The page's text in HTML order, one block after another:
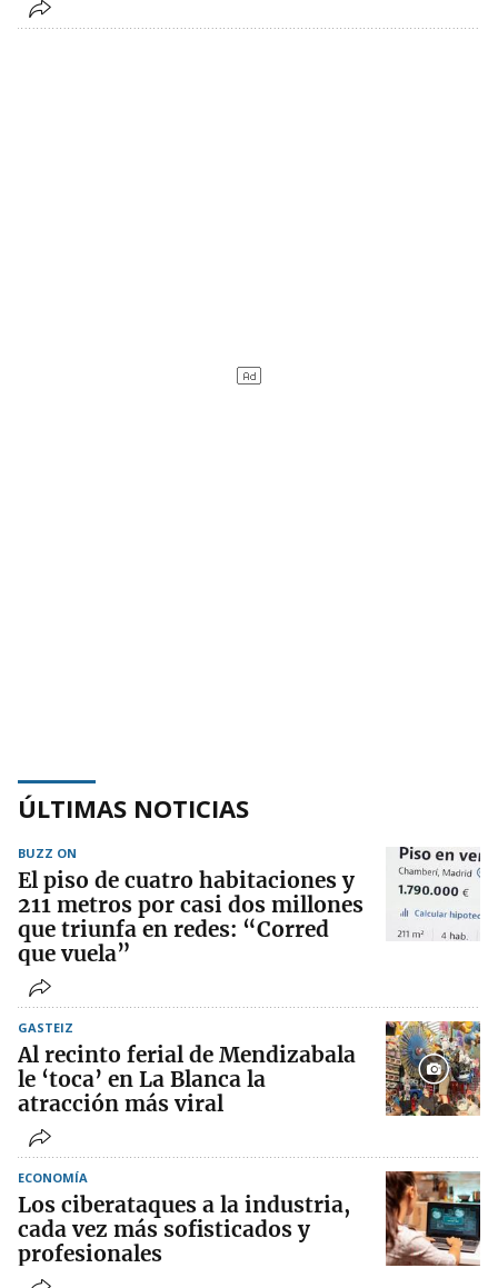
ÚLTIMAS NOTICIAS
BUZZ ON
El piso de cuatro habitaciones y
211 metros por casi dos millones
que triunfa en redes: “Corred
que vuela”
GASTEIZ
Al recinto ferial de Mendizabala
le ‘toca’ en La Blanca la
atracción más viral
ECONOMÍA
Los ciberataques a la industria,
cada vez más sofisticados y
profesionales